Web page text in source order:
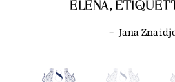
ELENA,
– Jana